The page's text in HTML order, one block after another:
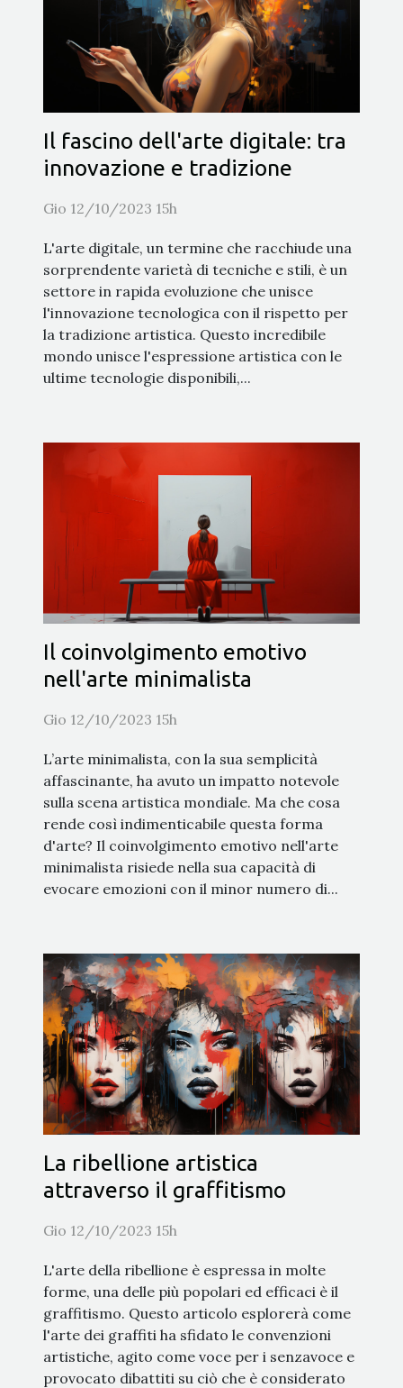
Il fascino dell'arte digitale: tra
innovazione e tradizione
Gio 12/10/2023 15h
L'arte digitale, un termine che racchiude una
sorprendente varietà di tecniche e stili, è un
settore in rapida evoluzione che unisce
l'innovazione tecnologica con il rispetto per
la tradizione artistica. Questo incredibile
mondo unisce l'espressione artistica con le
ultime tecnologie disponibili,...
Il coinvolgimento emotivo
nell'arte minimalista
Gio 12/10/2023 15h
L’arte minimalista, con la sua semplicità
affascinante, ha avuto un impatto notevole
sulla scena artistica mondiale. Ma che cosa
rende così indimenticabile questa forma
d'arte? Il coinvolgimento emotivo nell'arte
minimalista risiede nella sua capacità di
evocare emozioni con il minor numero di...
La ribellione artistica
attraverso il graffitismo
Gio 12/10/2023 15h
L'arte della ribellione è espressa in molte
forme, una delle più popolari ed efficaci è il
graffitismo. Questo articolo esplorerà come
l'arte dei graffiti ha sfidato le convenzioni
artistiche, agito come voce per i senzavoce e
provocato dibattiti su ciò che è considerato